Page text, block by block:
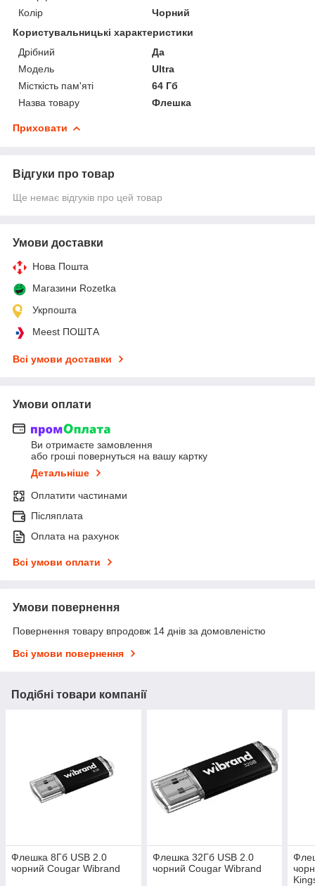
Колір
Чорний
Користувальницькі характеристики
Дрібний
Да
Мoдель
Ultra
Місткість пам'яті
64 Гб
Назва товару
Флешка
Приховати
Відгуки про товар
Ще немає відгуків про цей товар
Умови доставки
Нова Пошта
Магазини Rozetka
Укрпошта
Meest ПОШТА
Всі умови доставки
Умови оплати
Ви отримаєте замовлення
або гроші повернуться на вашу картку
Детальніше
Оплатити частинами
Післяплата
Оплата на рахунок
Всі умови оплати
Умови повернення
Повернення товару впродовж 14 днів за домовленістю
Всі умови повернення
Подібні товари компанії
Флешка 8Гб USB 2.0
чорний Cougar Wibrand
Флешка 32Гб USB 2.0
чорний Cougar Wibrand